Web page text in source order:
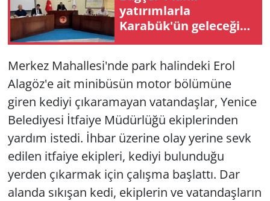
yatırımlarla
Karabük'ün geleceğini
inşa ediyoruz'
Merkez Mahallesi'nde park halindeki Erol
Alagöz'e ait minibüsün motor bölümüne
giren kediyi çıkaramayan vatandaşlar, Yenice
Belediyesi İtfaiye Müdürlüğü ekiplerinden
yardım istedi. İhbar üzerine olay yerine sevk
edilen itfaiye ekipleri, kediyi bulunduğu
yerden çıkarmak için çalışma başlattı. Dar
alanda sıkışan kedi, ekiplerin ve vatandaşların